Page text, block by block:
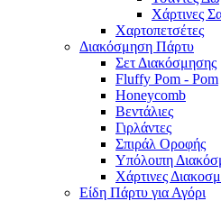
Χάρτινες
Χαρτοπετσέτες
Διακόσμηση Πάρτυ
Σετ Διακόσμησης
Fluffy Pom - Pom
Honeycomb
Βεντάλιες
Γιρλάντες
Σπιράλ Οροφής
Υπόλοιπη
Χάρτινες
Είδη Πάρτυ για Αγόρι